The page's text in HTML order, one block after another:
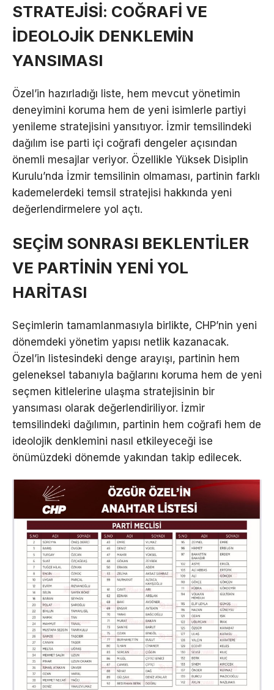
STRATEJİSİ: COĞRAFİ VE
İDEOLOJİK DENKLEMİN
YANSIMASI
Özel’in hazırladığı liste, hem mevcut yönetimin
deneyimini koruma hem de yeni isimlerle partiyi
yenileme stratejisini yansıtıyor. İzmir temsilindeki
dağılım ise parti içi coğrafi dengeler açısından
önemli mesajlar veriyor. Özellikle Yüksek Disiplin
Kurulu’nda İzmir temsilinin olmaması, partinin farklı
kademelerdeki temsil stratejisi hakkında yeni
değerlendirmelere yol açtı.
SEÇİM SONRASI BEKLENTİLER
VE PARTİNİN YENİ YOL
HARİTASI
Seçimlerin tamamlanmasıyla birlikte, CHP’nin yeni
dönemdeki yönetim yapısı netlik kazanacak.
Özel’in listesindeki denge arayışı, partinin hem
geleneksel tabanıyla bağlarını koruma hem de yeni
seçmen kitlelerine ulaşma stratejisinin bir
yansıması olarak değerlendiriliyor. İzmir
temsilindeki dağılımın, partinin hem coğrafi hem de
ideolojik denklemini nasıl etkileyeceği ise
önümüzdeki dönemde yakından takip edilecek.